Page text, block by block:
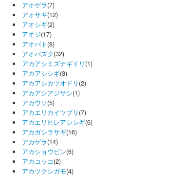
アオゲラ(7)
アオサギ(12)
アオシギ(2)
アオジ(17)
アオバト (8)
アオバズク(32)
アカアシミズナギドリ (1)
アカアシシギ(3)
アカアシカツオドリ (2)
アカアシアジサシ(1)
アカウソ(5)
アカエリカイツブリ (7)
アカエリヒレアシシギ(6)
アカガシラサギ(16)
アカゲラ(14)
アカショウビン(6)
アカコッコ(2)
アカツクシガモ(4)